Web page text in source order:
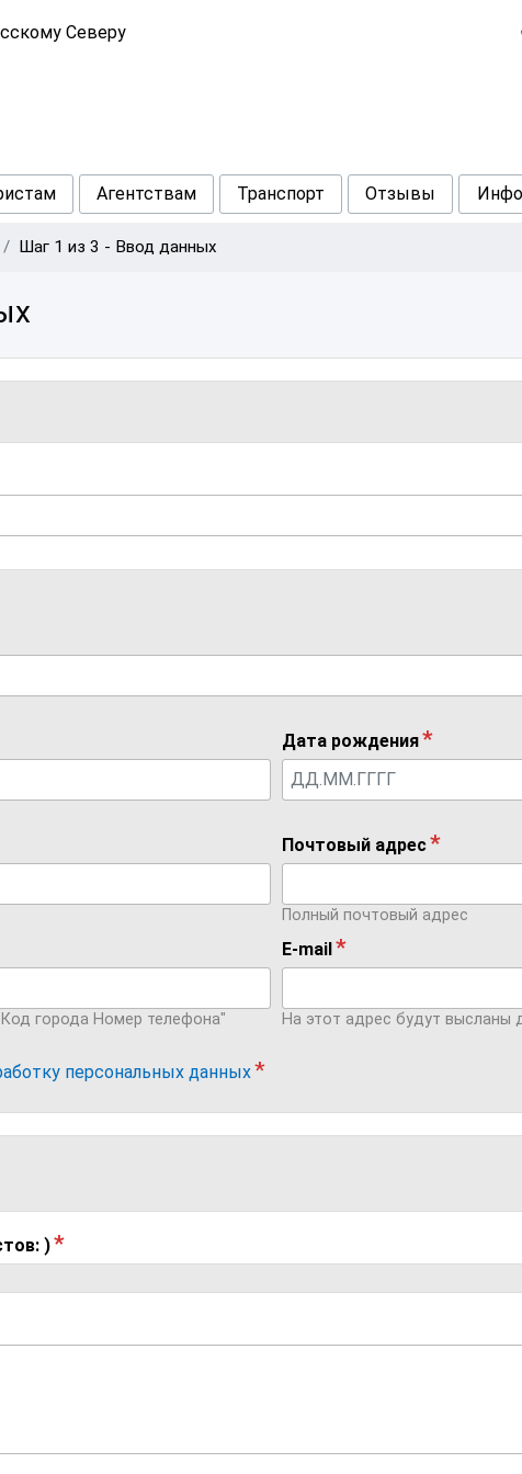
Северу
Агентствам Транспорт Отзывы
Шаг 1 из 3 - Ввод данных
Дата рождения
Почтовый адрес
Полный почтовый адрес
города Номер телефона"
E-mail
На этот адрес будут высланы
персональных данных
)